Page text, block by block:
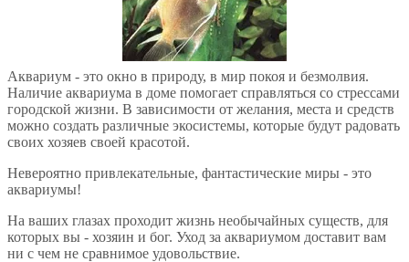
Аквариум - это окно в природу, в мир покоя и безмолвия.
Наличие аквариума в доме помогает справляться со стрессами
городской жизни. В зависимости от желания, места и средств
можно создать различные экосистемы, которые будут радовать
своих хозяев своей красотой.
Невероятно привлекательные, фантастические миры - это
аквариумы!
На ваших глазах проходит жизнь необычайных существ, для
которых вы - хозяин и бог. Уход за аквариумом доставит вам
ни с чем не сравнимое удовольствие.